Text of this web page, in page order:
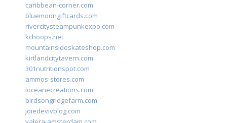
caribbean-corner.com
bluemoongiftcards.com
rivercitysteampunkexpo.com
kchoops.net
mountainsideskateshop.com
kirtlandcitytavern.com
301nutritionspot.com
ammos-stores.com
loceanecreations.com
birdsongridgefarm.com
joiedevivblog.com